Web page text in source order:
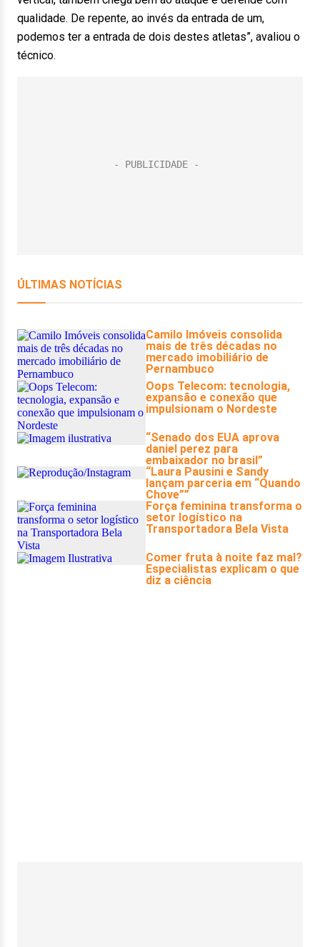
qualidade. De repente, ao invés da entrada de um,
podemos ter a entrada de dois destes atletas”, avaliou o
técnico.